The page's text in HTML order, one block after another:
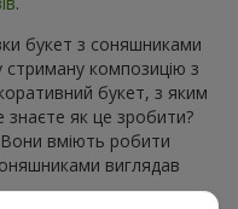
букет з соняшниками
стриману композицію з
букет, з яким
знаєте як це зробити?
вміють робити
виглядав